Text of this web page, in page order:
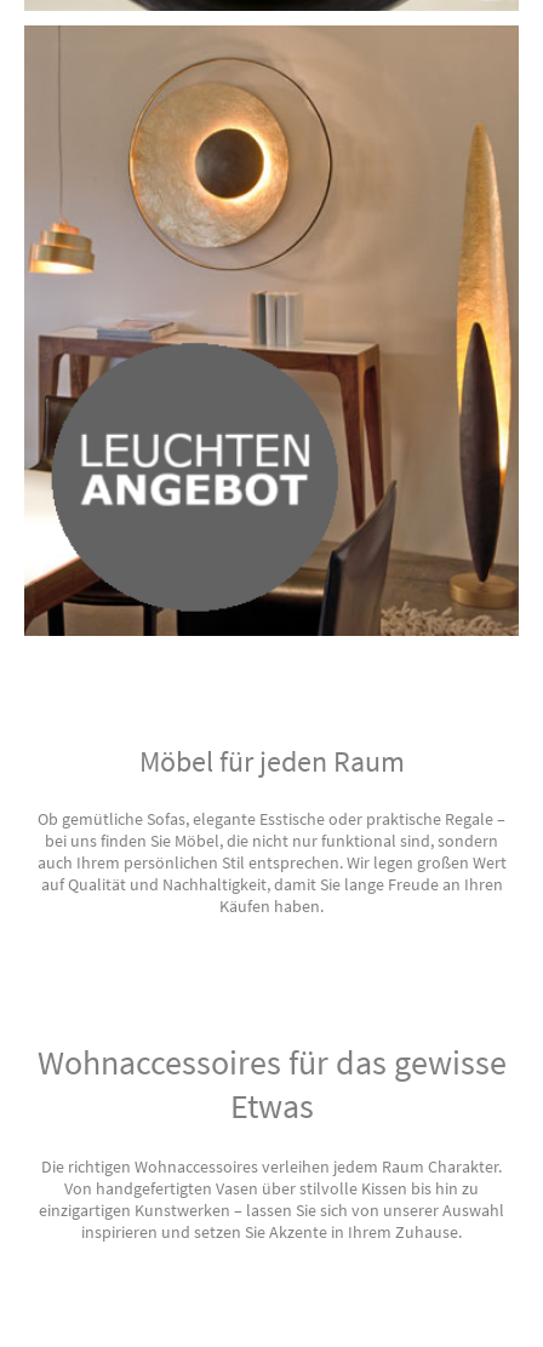
Möbel für jeden Raum
Ob gemütliche Sofas, elegante Esstische oder praktische Regale –
bei uns finden Sie Möbel, die nicht nur funktional sind, sondern
auch Ihrem persönlichen Stil entsprechen. Wir legen großen Wert
auf Qualität und Nachhaltigkeit, damit Sie lange Freude an Ihren
Käufen haben.
Wohnaccessoires für das gewisse
Etwas
Die richtigen Wohnaccessoires verleihen jedem Raum Charakter.
Von handgefertigten Vasen über stilvolle Kissen bis hin zu
einzigartigen Kunstwerken – lassen Sie sich von unserer Auswahl
inspirieren und setzen Sie Akzente in Ihrem Zuhause.